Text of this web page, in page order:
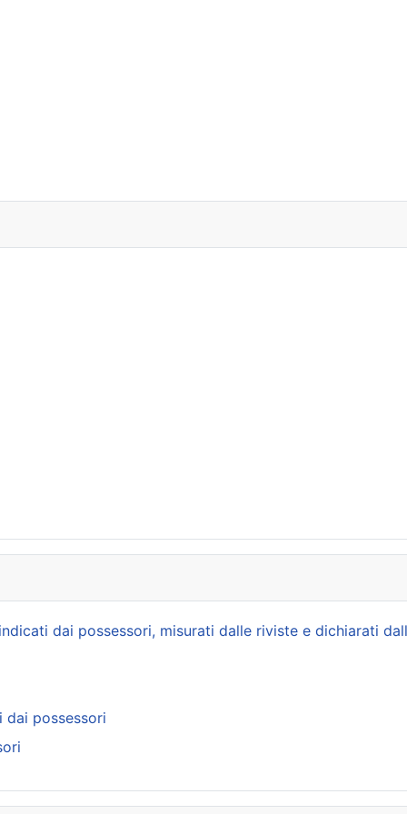
dai possessori, misurati dalle riviste e dichiarati
dai possessori